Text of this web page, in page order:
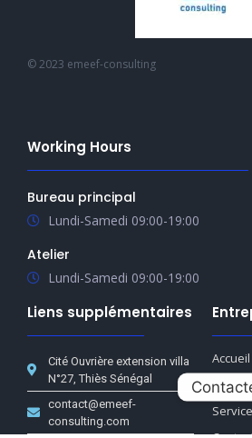
© 2023 emeef-consulting
Working Hours
Bureau principal
Lundi-Samedi 09:00-19:00
Atelier
Lundi-Samedi 09:00-19:00
Liens supplémentaires
Cité Ouvrière extension villa
N°27, Thiès Sénégal
contact@emeef-
consulting.com
Accueil
A